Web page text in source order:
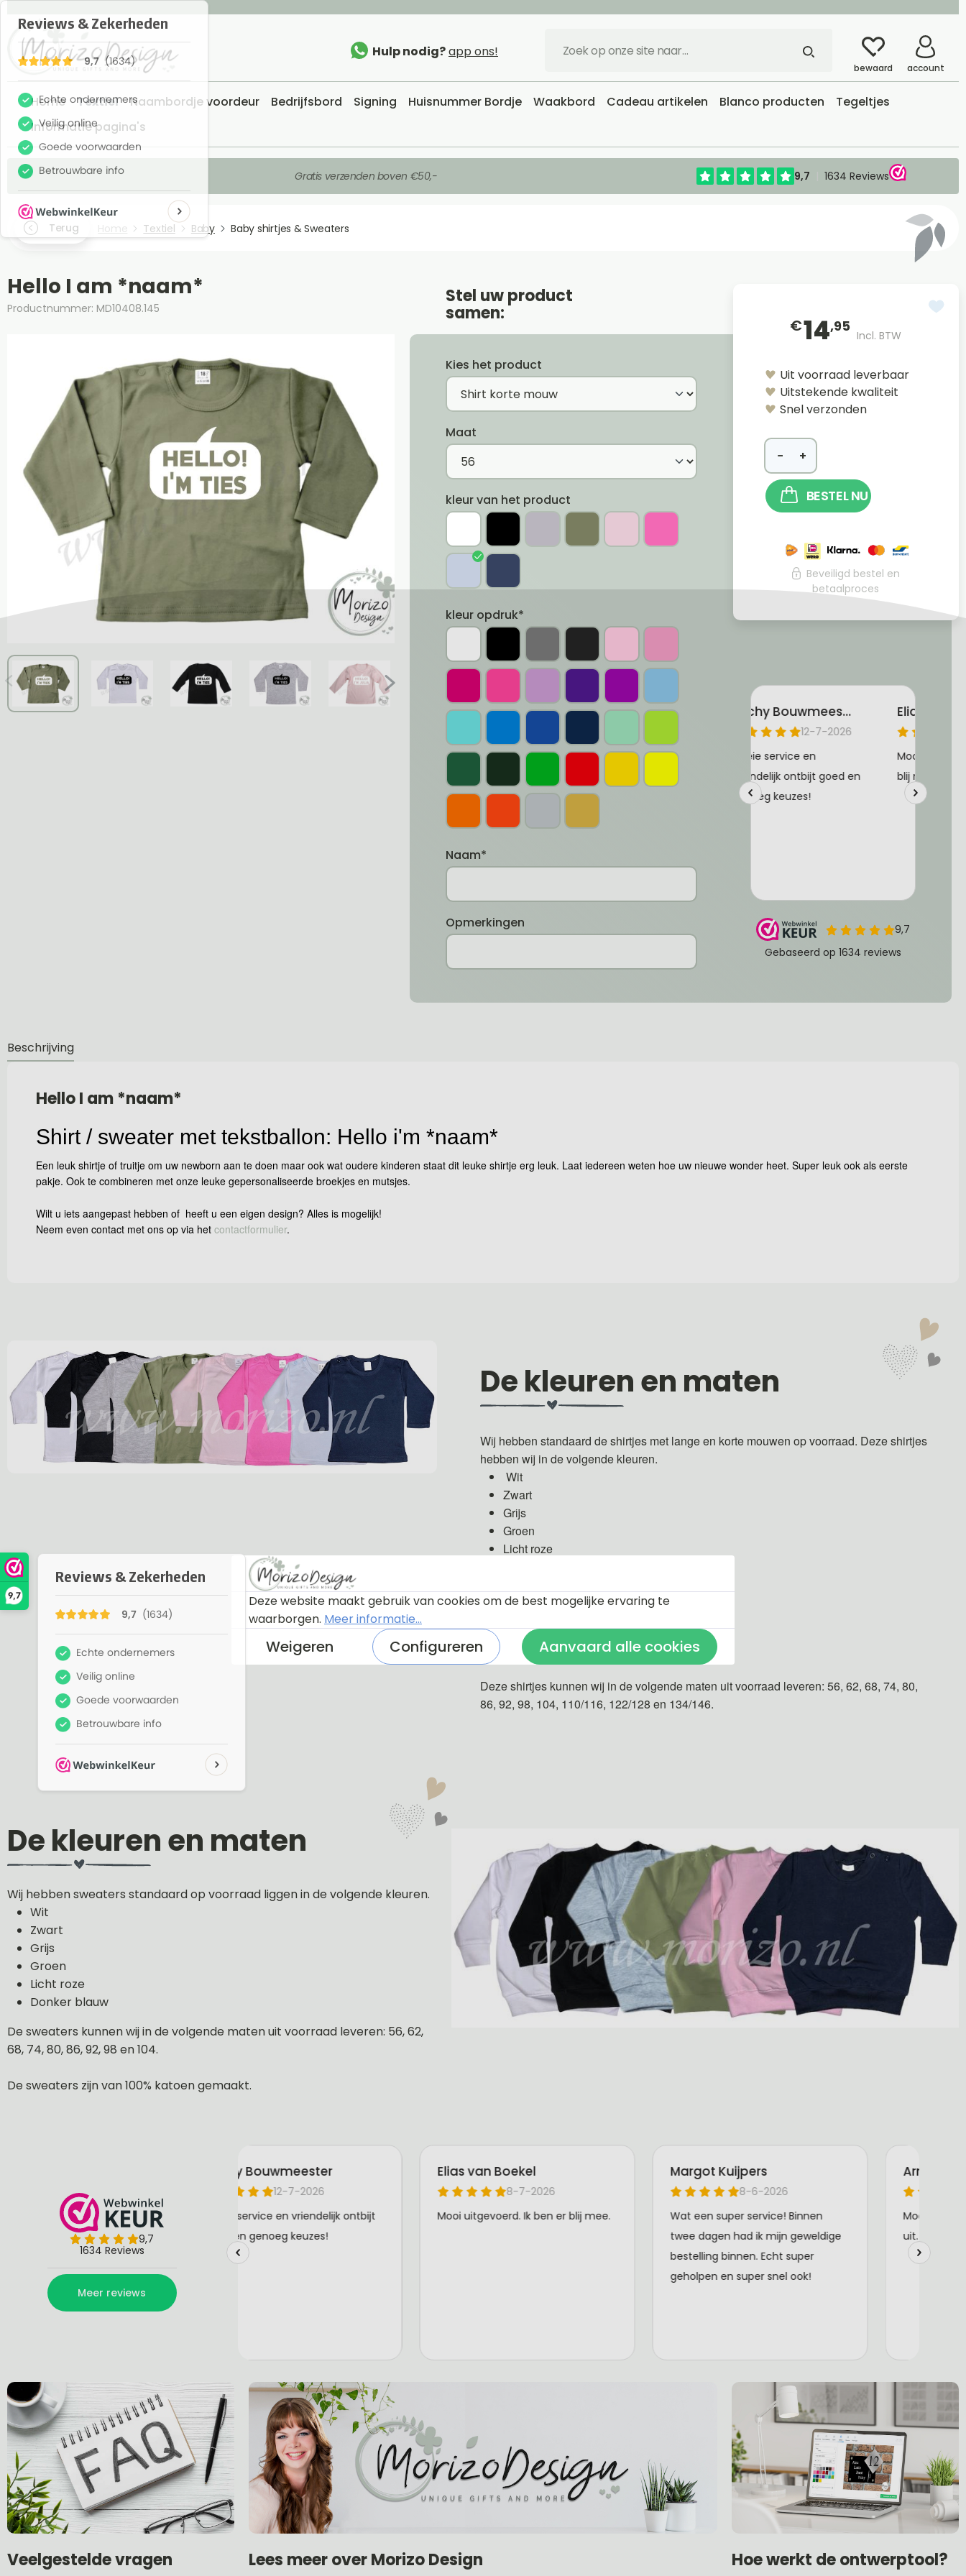
9,7
Hulp nodig?app ons!
bewaard account
Home Textiel Naambordje voordeur Bedrijfsbord Signing Huisnummer Bordje Waakbord Cadeau artikelen Blanco producten
Tegeltjes
Informatie pagina's
Gratis verzenden boven €50,-
Terug Home Textiel Baby Baby shirtjes & Sweaters
Hello I am *naam*
Productnummer: MD10408.145
Stel uw product
samen:
Kies het product
Maat
kleur van het product
kleur opdruk*
Naam*
Opmerkingen
€14,95
Incl. BTW
Uit voorraad leverbaar
Uitstekende kwaliteit
Snel verzonden
− +
BESTEL NU
Beveiligd bestel en
betaalproces
Beschrijving
Hello I am *naam*
Shirt / sweater met tekstballon: Hello i'm *naam*
Een leuk shirtje of truitje om uw newborn aan te doen maar ook wat oudere kinderen staat dit leuke shirtje erg leuk. Laat iedereen weten hoe uw nieuwe wonder heet. Super leuk ook als eerste
pakje. Ook te combineren met onze leuke gepersonaliseerde broekjes en mutsjes.
Wilt u iets aangepast hebben of heeft u een eigen design? Alles is mogelijk!
Neem even contact met ons op via het contactformulier.
De kleuren en maten
Wij hebben standaard de shirtjes met lange en korte mouwen op voorraad. Deze shirtjes
hebben wij in de volgende kleuren.
Wit
Zwart
Grijs
Groen
Licht roze
Donker blauw
De shirtjes zijn van 100% katoen gemaakt.
Deze shirtjes kunnen wij in de volgende maten uit voorraad leveren: 56, 62, 68, 74, 80,
86, 92, 98, 104, 110/116, 122/128 en 134/146.
De kleuren en maten
Wij hebben sweaters standaard op voorraad liggen in de volgende kleuren.
Wit
Zwart
Grijs
Groen
Licht roze
Donker blauw
De sweaters kunnen wij in de volgende maten uit voorraad leveren: 56, 62,
68, 74, 80, 86, 92, 98 en 104.
De sweaters zijn van 100% katoen gemaakt.
Veelgestelde vragen Lees meer over Morizo Design Hoe werkt de ontwerptool?
Deze website maakt gebruik van cookies om de best mogelijke ervaring te
waarborgen. Meer informatie...
Weigeren Configureren Aanvaard alle cookies